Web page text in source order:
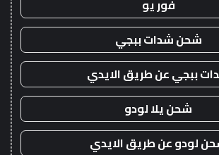
فور يو
شحن شدات ببجي
ببجي عن طريق الايدي
شحن يلا لودو
لودو عن طريق الايدي